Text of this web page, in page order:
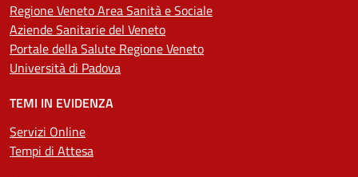
Regione Veneto Area Sanità e Sociale
Aziende Sanitarie del Veneto
Portale della Salute Regione Veneto
Università di Padova
TEMI IN EVIDENZA
Servizi Online
Tempi di Attesa